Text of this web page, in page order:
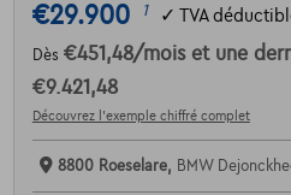
€29.900 1 ✓ TVA
Dès €451,48/mois et une
€9.421,48
Découvrez l’exemple chiffré complet
8800 Roeselare, BMW